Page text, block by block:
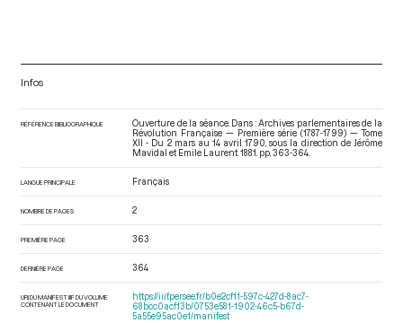
Infos
RÉFÉRENCE BIBLIOGRAPHIQUE
Ouverture de la séance. Dans : Archives parlementaires de la
Révolution Française — Première série (1787-1799) — Tome
XII - Du 2 mars au 14 avril 1790 , sous la direction de Jérôme
Mavidal et Emile Laurent. 1881. pp. 363-364.
LANGUE PRINCIPALE Français
NOMBRE DE PAGES 2
PREMIÈRE PAGE 363
DERNIÈRE PAGE 364
URI DU MANIFEST IIIF DU VOLUME
CONTENANT LE DOCUMENT
https://iiif.persee.fr/b0e2cf11-597c-427d-8ac7-
68bcc0acf13b/0753e581-1902-46c5-b67d-
5a55e95ac0e1/manifest